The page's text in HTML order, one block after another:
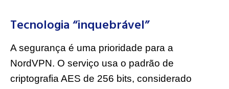
Tecnologia “inquebrável”
A segurança é uma prioridade para a
NordVPN. O serviço usa o padrão de
criptografia AES de 256 bits, considerado